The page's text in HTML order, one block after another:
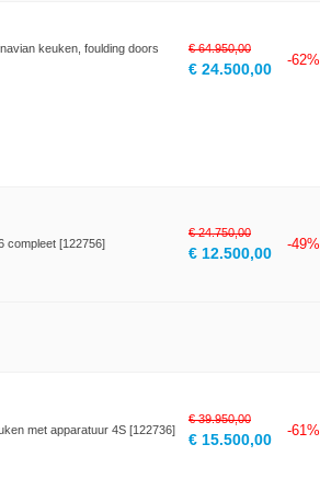
keuken, foulding doors
€ 64.950,00
€ 24.500,00
-62%
compleet [122756]
€ 24.750,00
€ 12.500,00
-49%
met apparatuur 4S [122736]
€ 39.950,00
€ 15.500,00
-61%